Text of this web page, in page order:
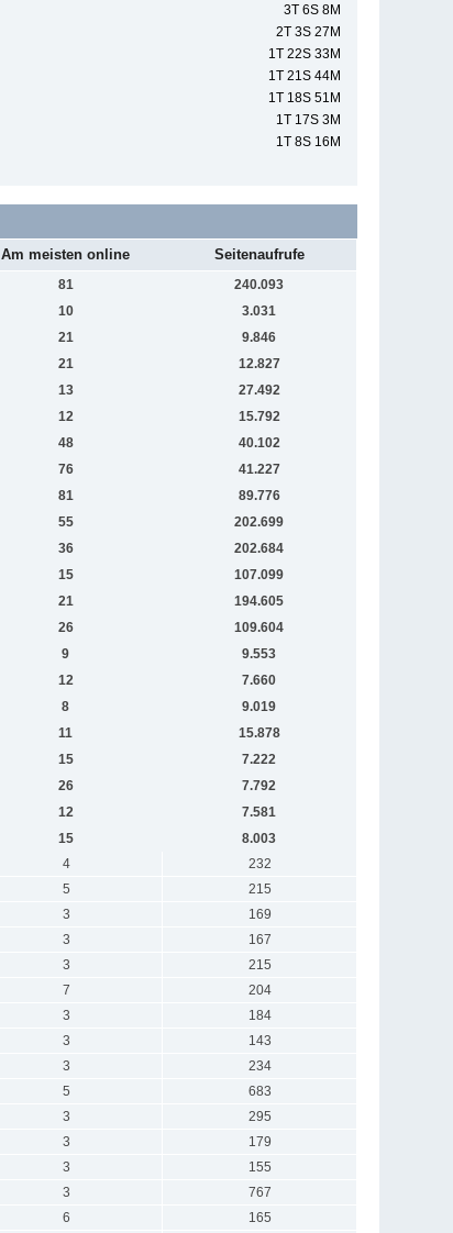
3T 6S 8M
2T 3S 27M
1T 22S 33M
1T 21S 44M
1T 18S 51M
1T 17S 3M
1T 8S 16M
Am meisten online Seitenaufrufe
81
240.093
10
3.031
21
9.846
21
12.827
13
27.492
12
15.792
48
40.102
76
41.227
81
89.776
55
202.699
36
202.684
15
107.099
21
194.605
26
109.604
9
9.553
12
7.660
8
9.019
11
15.878
15
7.222
26
7.792
12
7.581
15
8.003
4
232
5
215
3
169
3
167
3
215
7
204
3
184
3
143
3
234
5
683
3
295
3
179
3
155
3
767
6
165